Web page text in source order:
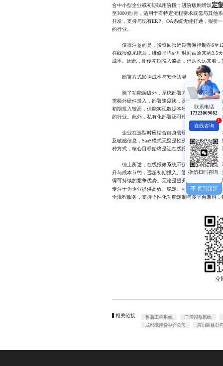
合中小型企业或初期试用阶段；进阶版则增加定
至3000元/月，适用于有特定流程要求或需与其他
开发，支持与现有ERP、OA系统无缝打通，报价
的行业。
值得注意的是，投资回报周期普遍控制在6至
在线报修系统后，维修平均处理时间由原来的3.5
成本。因此，即便初期投入略高，但从长远来看
部署方式影响成本与安全边界
除了功能层级外，系统部署方式也直接影响整
需额外硬件投入，部署速度快，灵活性强，特别
初期投入较高，但能实现数据本地存储、权限完
的行业。此外，私有化部署还可根据企业内部流
企业在选型时应结合自身管理复杂度、团队技
及敏感信息，SaaS模式无疑是性价比之选；若重
种方式，核心目标始终是让在线报修系统真正融
综上所述，在线报修系统不仅是技术升级的体
升与成本节约，远超初期投入。通过合理规划预
得可持续的竞争优势。无论是提升员工满意度，
专注于为企业提供高效、稳定、可扩展的在线报
全流程服务，支持个性化功能定制与多平台兼容
立
相关链接： 售后工单系统
门店报修系统
成都抵押贷中介公司
眉山装修公
联系电话
17323069082
在线咨询
1
回到顶部